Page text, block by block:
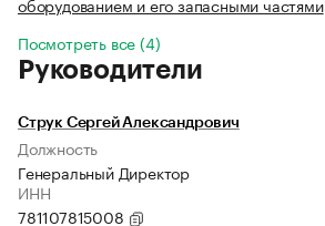
оборудованием и его запасными частями
Посмотреть все (4)
Руководители
Струк Сергей Александрович
Должность
Генеральный Директор
ИНН
781107815008